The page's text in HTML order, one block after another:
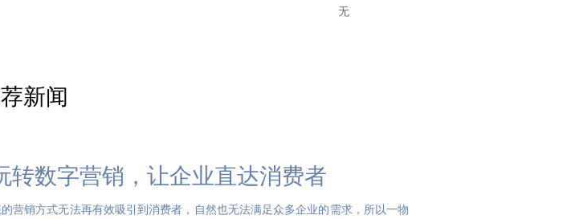
无
新闻
转数字营销，让企业直达消费者
营销方式无法再有效吸引到消费者，自然也无法满足众多企业的需求，所以一物